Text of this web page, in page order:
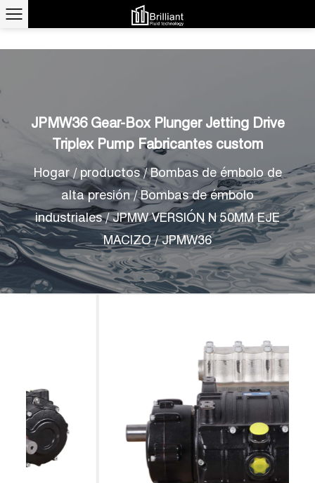
JPMW36 Gear-Box Plunger Jetting Drive
Triplex Pump Fabricantes custom
Hogar/ productos/Bombas de émbolo de
alta presión/Bombas de émbolo
industriales/JPMW VERSIÓN N 50MM EJE
MACIZO/JPMW36